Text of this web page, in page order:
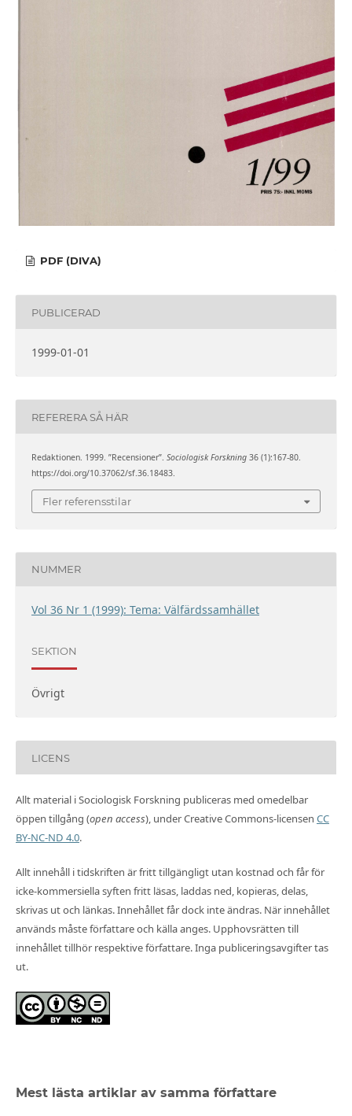
PDF (DIVA)
PUBLICERAD
1999-01-01
REFERERA SÅ HÄR
Redaktionen. 1999. ”Recensioner”. Sociologisk Forskning36 (1):167-80.
https://doi.org/10.37062/sf.36.18483.
Fler referensstilar
NUMMER
Vol 36 Nr 1 (1999): Tema: Välfärdssamhället
SEKTION
Övrigt
LICENS
Allt material i Sociologisk Forskning publiceras med omedelbar
öppen tillgång (open access), under Creative Commons-licensen CC
BY-NC-ND 4.0.
Allt innehåll i tidskriften är fritt tillgängligt utan kostnad och får för
icke-kommersiella syften fritt läsas, laddas ned, kopieras, delas,
skrivas ut och länkas. Innehållet får dock inte ändras. När innehållet
används måste författare och källa anges. Upphovsrätten till
innehållet tillhör respektive författare. Inga publiceringsavgifter tas
ut.
Mest lästa artiklar av samma författare